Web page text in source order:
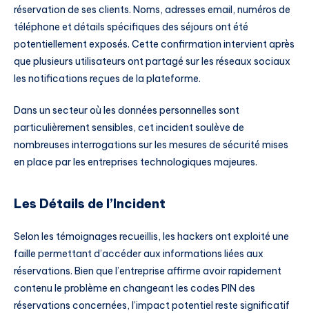
réservation de ses clients. Noms, adresses email, numéros de
téléphone et détails spécifiques des séjours ont été
potentiellement exposés. Cette confirmation intervient après
que plusieurs utilisateurs ont partagé sur les réseaux sociaux
les notifications reçues de la plateforme.
Dans un secteur où les données personnelles sont
particulièrement sensibles, cet incident soulève de
nombreuses interrogations sur les mesures de sécurité mises
en place par les entreprises technologiques majeures.
Les Détails de l’Incident
Selon les témoignages recueillis, les hackers ont exploité une
faille permettant d’accéder aux informations liées aux
réservations. Bien que l’entreprise affirme avoir rapidement
contenu le problème en changeant les codes PIN des
réservations concernées, l’impact potentiel reste significatif